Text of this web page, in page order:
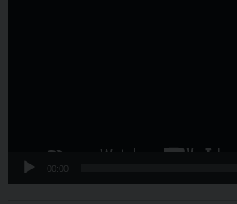
00:00